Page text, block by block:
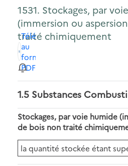
1531. Stockages, par
(immersion ou
traité chimiquement
Télécharger
au
format
PDF
1.5 Substances
Stockages, par voie humide
de bois non traité
la quantité stockée étant